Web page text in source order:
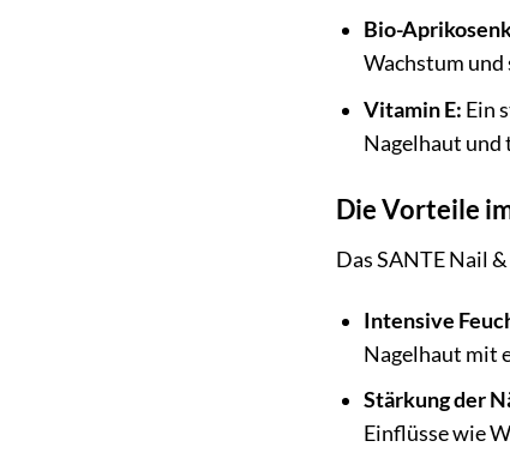
Bio-
Wachstum und
Vitamin E: Ein
Nagelhaut und
Die Vorteile
Das SANTE Nail
Intensive
Nagelhaut mit
Stärkung der
Einflüsse wie